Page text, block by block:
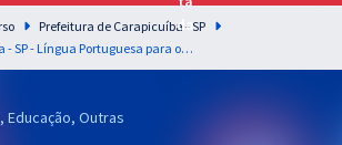
e intensiva para as principais
do Brasil
Prefeitura de Carapicuíba - SP
Prefeitura de Carapicuíba - SP - Língua Portuguesa para os Cargos de Nível Superior com a Equipe Gran
Outras